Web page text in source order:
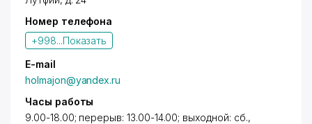
Номер телефона
+998...Показать
E-mail
holmajon@yandex.ru
Часы работы
9.00-18.00; перерыв: 13.00-14.00; выходной: сб.,